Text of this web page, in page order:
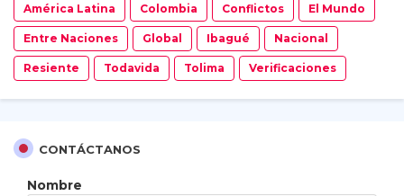
América Latina Colombia Conflictos El Mundo
Entre Naciones Global Ibagué Nacional
Resiente Todavida Tolima Verificaciones
CONTÁCTANOS
Nombre